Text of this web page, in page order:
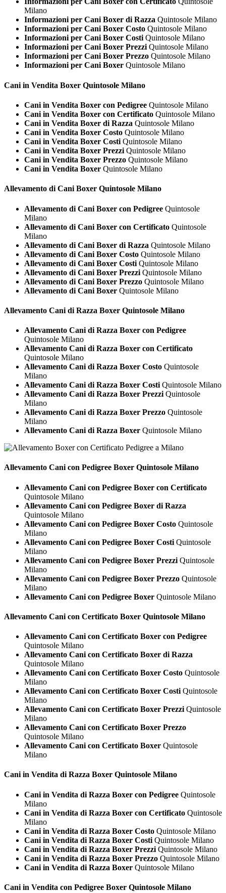
Milano
Informazioni per Cani Boxer di Razza Quintosole Milano
Informazioni per Cani Boxer Costo Quintosole Milano
Informazioni per Cani Boxer CostiQuintosole Milano
Informazioni per Cani Boxer PrezziQuintosole Milano
Informazioni per Cani Boxer Prezzo Quintosole Milano
Informazioni per Cani Boxer Quintosole Milano
Cani in Vendita Boxer Quintosole Milano
Cani in Vendita Boxer con Pedigree Quintosole Milano
Cani in Vendita Boxer con Certificato Quintosole Milano
Cani in Vendita Boxer di Razza Quintosole Milano
Cani in Vendita Boxer Costo Quintosole Milano
Cani in Vendita Boxer Costi Quintosole Milano
Cani in Vendita Boxer Prezzi Quintosole Milano
Cani in Vendita Boxer Prezzo Quintosole Milano
Cani in Vendita Boxer Quintosole Milano
Allevamento di Cani Boxer Quintosole Milano
Allevamento di Cani Boxer con Pedigree Quintosole
Milano
Allevamento di Cani Boxer con Certificato Quintosole
Milano
Allevamento di Cani Boxer di Razza Quintosole Milano
Allevamento di Cani Boxer Costo Quintosole Milano
Allevamento di Cani Boxer Costi Quintosole Milano
Allevamento di Cani Boxer Prezzi Quintosole Milano
Allevamento di Cani Boxer Prezzo Quintosole Milano
Allevamento di Cani Boxer Quintosole Milano
Allevamento Cani di Razza Boxer Quintosole Milano
Allevamento Cani di Razza Boxer con Pedigree
Quintosole Milano
Allevamento Cani di Razza Boxer con Certificato
Quintosole Milano
Allevamento Cani di Razza Boxer Costo Quintosole
Milano
Allevamento Cani di Razza Boxer Costi Quintosole Milano
Allevamento Cani di Razza Boxer Prezzi Quintosole
Milano
Allevamento Cani di Razza Boxer Prezzo Quintosole
Milano
Allevamento Cani di Razza Boxer Quintosole Milano
Allevamento Cani con Pedigree Boxer Quintosole Milano
Allevamento Cani con Pedigree Boxer con Certificato
Quintosole Milano
Allevamento Cani con Pedigree Boxer di Razza
Quintosole Milano
Allevamento Cani con Pedigree Boxer Costo Quintosole
Milano
Allevamento Cani con Pedigree Boxer Costi Quintosole
Milano
Allevamento Cani con Pedigree Boxer Prezzi Quintosole
Milano
Allevamento Cani con Pedigree Boxer Prezzo Quintosole
Milano
Allevamento Cani con Pedigree Boxer Quintosole Milano
Allevamento Cani con Certificato Boxer Quintosole Milano
Allevamento Cani con Certificato Boxer con Pedigree
Quintosole Milano
Allevamento Cani con Certificato Boxer di Razza
Quintosole Milano
Allevamento Cani con Certificato Boxer Costo Quintosole
Milano
Allevamento Cani con Certificato Boxer Costi Quintosole
Milano
Allevamento Cani con Certificato Boxer Prezzi Quintosole
Milano
Allevamento Cani con Certificato Boxer Prezzo
Quintosole Milano
Allevamento Cani con Certificato Boxer Quintosole
Milano
Cani in Vendita di Razza Boxer Quintosole Milano
Cani in Vendita di Razza Boxer con Pedigree Quintosole
Milano
Cani in Vendita di Razza Boxer con Certificato Quintosole
Milano
Cani in Vendita di Razza Boxer Costo Quintosole Milano
Cani in Vendita di Razza Boxer Costi Quintosole Milano
Cani in Vendita di Razza Boxer Prezzi Quintosole Milano
Cani in Vendita di Razza Boxer Prezzo Quintosole Milano
Cani in Vendita di Razza Boxer Quintosole Milano
Cani in Vendita con Pedigree Boxer Quintosole Milano